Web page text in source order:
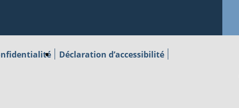
Déclaration d’accessibilité